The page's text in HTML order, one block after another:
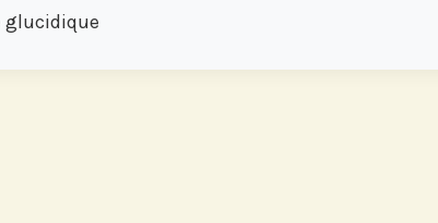
glucidique